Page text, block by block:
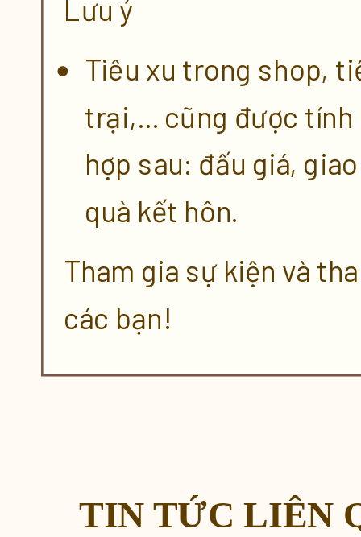
Lưu ý
Tiêu xu trong shop,
trại,... cũng được
hợp sau: đấu giá,
quà kết hôn.
Tham gia sự kiện và
các bạn!
TIN TỨC LIÊN